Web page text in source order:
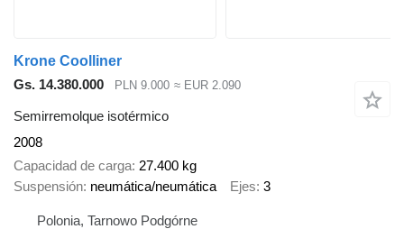
Krone Coolliner
Gs. 14.380.000
PLN 9.000 ≈ EUR 2.090
Semirremolque isotérmico
2008
Capacidad de carga 27.400 kg
Suspensión neumática/neumática Ejes 3
Polonia, Tarnowo Podgórne